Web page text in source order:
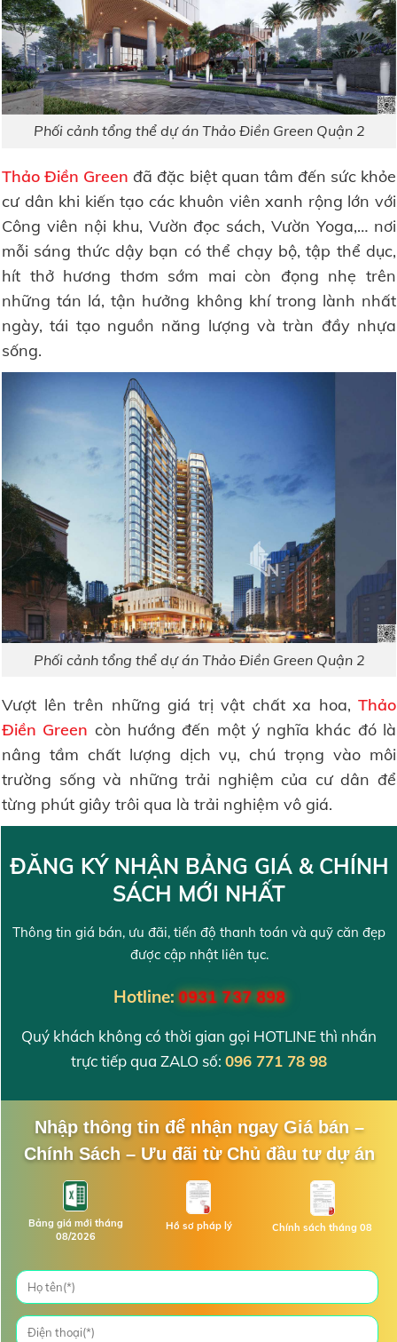
Phối cảnh tổng thể dự án Thảo Điền Green Quận 2
Thảo Điền Green đã đặc biệt quan tâm đến sức khỏe
cư dân khi kiến tạo các khuôn viên xanh rộng lớn với
Công viên nội khu, Vườn đọc sách, Vườn Yoga,… nơi
mỗi sáng thức dậy bạn có thể chạy bộ, tập thể dục,
hít thở hương thơm sớm mai còn đọng nhẹ trên
những tán lá, tận hưởng không khí trong lành nhất
ngày, tái tạo nguồn năng lượng và tràn đầy nhựa
sống.
Phối cảnh tổng thể dự án Thảo Điền Green Quận 2
Vượt lên trên những giá trị vật chất xa hoa, Thảo
Điền Green còn hướng đến một ý nghĩa khác đó là
nâng tầm chất lượng dịch vụ, chú trọng vào môi
trường sống và những trải nghiệm của cư dân để
từng phút giây trôi qua là trải nghiệm vô giá.
ĐĂNG KÝ NHẬN BẢNG GIÁ & CHÍNH
SÁCH MỚI NHẤT
Thông tin giá bán, ưu đãi, tiến độ thanh toán và quỹ căn đẹp
được cập nhật liên tục.
Hotline:0931 737 898
Quý khách không có thời gian gọi HOTLINE thì nhắn
trực tiếp qua ZALO số: 096 771 78 98
Nhập thông tin để nhận ngay Giá bán –
Chính Sách – Ưu đãi từ Chủ đầu tư dự án
Bảng giá mới tháng
08/2026
Hồ sơ pháp lý Chính sách tháng 08